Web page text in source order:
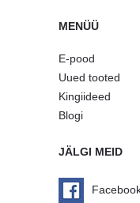
MENÜÜ
E-pood
Uued tooted
Kingiideed
Blogi
JÄLGI MEID